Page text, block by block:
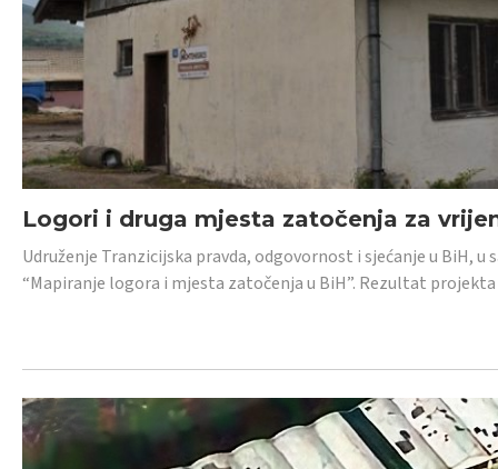
Logori i druga mjesta zatočenja za
Udruženje Tranzicijska pravda, odgovornost i sjećanje u BiH,
“Mapiranje logora i mjesta zatočenja u BiH”. Rezultat